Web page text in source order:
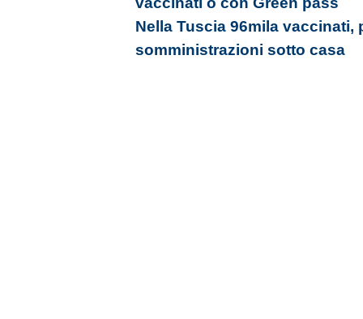
Nella Tuscia 96mila vaccinati,
somministrazioni sotto casa